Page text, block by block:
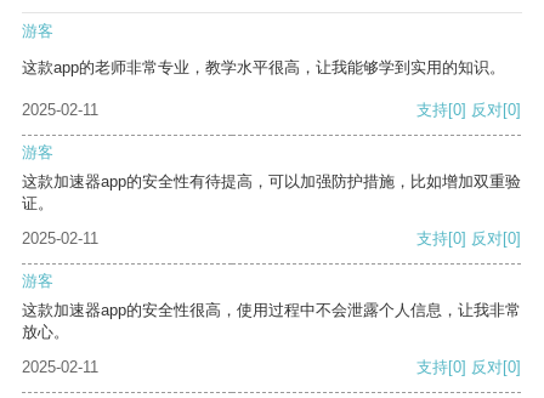
游客
这款app的老师非常专业，教学水平很高，让我能够学到实用的知识。
2025-02-11 支持[0] 反对[0]
游客
这款加速器app的安全性有待提高，可以加强防护措施，比如增加双重验
证。
2025-02-11
支持[0] 反对[0]
游客
这款加速器app的安全性很高，使用过程中不会泄露个人信息，让我非常
放心。
2025-02-11
支持[0] 反对[0]